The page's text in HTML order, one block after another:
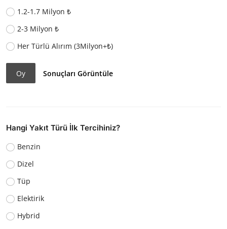
1.2-1.7 Milyon ₺
2-3 Milyon ₺
Her Türlü Alırım (3Milyon+₺)
Oy Sonuçları Görüntüle
Hangi Yakıt Türü İlk Tercihiniz?
Benzin
Dizel
Tüp
Elektirik
Hybrid